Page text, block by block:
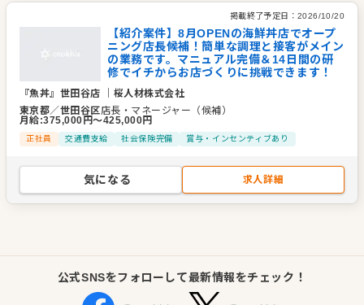
掲載終了予定日： 2026/10/20
【紹介案件】8月OPENの海鮮丼店でオープ
ニング店長候補！簡単な調理と接客がメイン
の業務です。マニュアル完備＆14日間の研
修でイチからお店づくりに挑戦できます！
『魚丼』世田谷店
桜人材株式会社
東京都／世田谷区店長・マネージャー（候補）
月給:375,000 円〜425,000円
正社員 交通費支給 社会保険完備 賞与・インセンティブあり
気になる 求人詳細
公式SNSをフォローして最新情報をチェック！